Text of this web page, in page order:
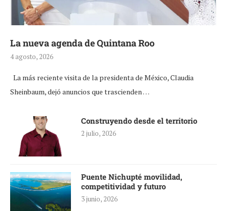
La nueva agenda de Quintana Roo
4 agosto, 2026
La más reciente visita de la presidenta de México, Claudia
Sheinbaum, dejó anuncios que trascienden …
Construyendo desde el territorio
2 julio, 2026
Puente Nichupté movilidad,
competitividad y futuro
3 junio, 2026